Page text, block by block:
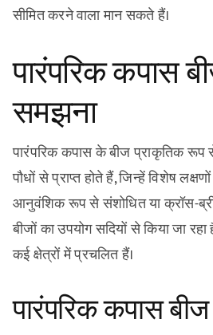
सीमित करने वाला मान सकते हैं।
पारंपरिक कपास
समझना
पारंपरिक कपास के बीज प्राकृतिक रूप
पौधों से प्राप्त होते हैं, जिन्हें विशेष
आनुवंशिक रूप से संशोधित या क्रॉस-
बीजों का उपयोग सदियों से किया जा
कई क्षेत्रों में प्रचलित हैं।
पारंपरिक कपास